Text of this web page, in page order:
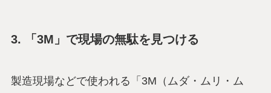
3. 「3M」で現場の無駄を見つける
製造現場などで使われる「3M（ムダ・ムリ・ム